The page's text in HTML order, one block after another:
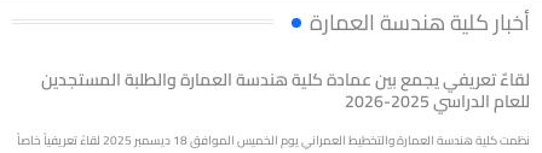
أخبار كلية هندسة العمارة
لقاءٌ تعريفي يجمع بين عمادة كلية هندسة العمارة والطلبة المستجدين
للعام الدراسي 2025-2026
نظمت كلية هندسة العمارة والتخطيط العمراني يوم الخميس الموافق 18 ديسمبر 2025 لقاءً تعريفياً خاصاً